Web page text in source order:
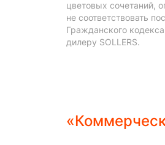
цветовых сочетаний,
не соответствовать
Гражданского
дилеру SOLLERS.